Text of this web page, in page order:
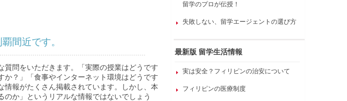
間近です。
問をいただきます。「実際の授業はどうです
？」「食事やインターネット環境はどうです
報がたくさん掲載されています。しかし、本
か」というリアルな情報ではないでしょう
留学のプロが伝授！
失敗しない、留学エージェントの選び方
最新版 留学生活情報
実は安全？フィリピンの治安について
フィリピンの医療制度